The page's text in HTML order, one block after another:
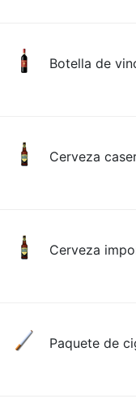
Botella de
Cerveza
Cerveza
Paquete de